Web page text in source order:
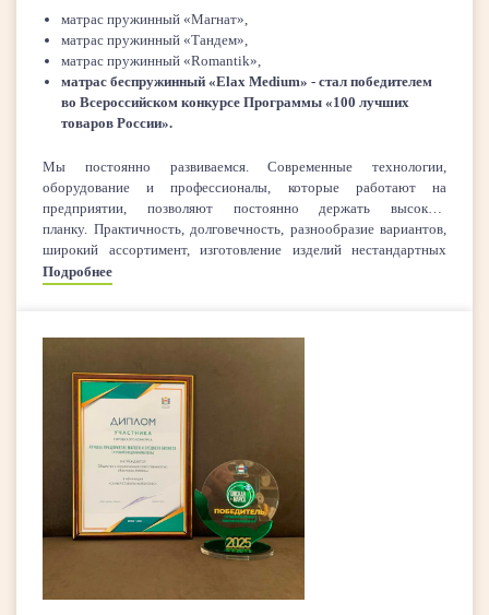
матрас пружинный «Магнат»,
матрас пружинный «Тандем»,
матрас пружинный «Romantik»,
матрас беспружинный «Elax Medium» - стал победителем
во Всероссийском конкурсе Программы «100 лучших
товаров России».
Мы постоянно развиваемся. Современные технологии,
оборудование и профессионалы, которые работают на
предприятии, позволяют постоянно держать высокую
планку. Практичность, долговечность, разнообразие вариантов,
широкий ассортимент, изготовление изделий нестандартных
размеров - далеко неполный список преимуществ матрасов и
Подробнее